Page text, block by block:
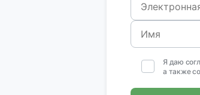
Я даю
а также